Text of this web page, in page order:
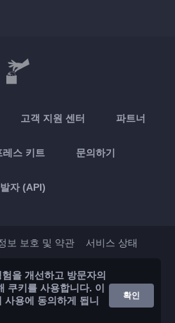
고객 지원 센터 파트너
레스 키트 문의하기
자 (API)
보 보호 및 약관 서비스 상태
Google Play
을 개선하고 방문자의
쿠키를 사용합니다. 이
용에 동의하게 됩니
확인